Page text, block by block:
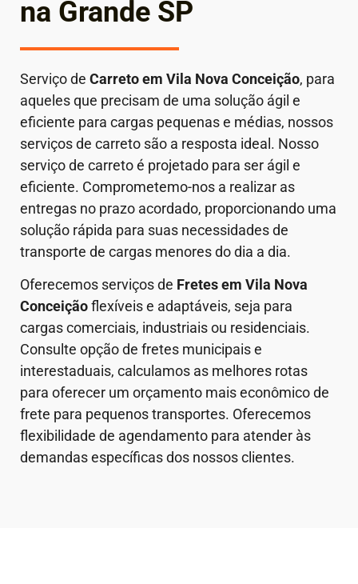
na Grande SP
Serviço de Carreto em Vila Nova Conceição, para
aqueles que precisam de uma solução ágil e
eficiente para cargas pequenas e médias, nossos
serviços de carreto são a resposta ideal. Nosso
serviço de carreto é projetado para ser ágil e
eficiente. Comprometemo-nos a realizar as
entregas no prazo acordado, proporcionando uma
solução rápida para suas necessidades de
transporte de cargas menores do dia a dia.
Oferecemos serviços de Fretes em Vila Nova
Conceiçãoflexíveis e adaptáveis, seja para
cargas comerciais, industriais ou residenciais.
Consulte opção de fretes municipais e
interestaduais, calculamos as melhores rotas
para oferecer um orçamento mais econômico de
frete para pequenos transportes. Oferecemos
flexibilidade de agendamento para atender às
demandas específicas dos nossos clientes.